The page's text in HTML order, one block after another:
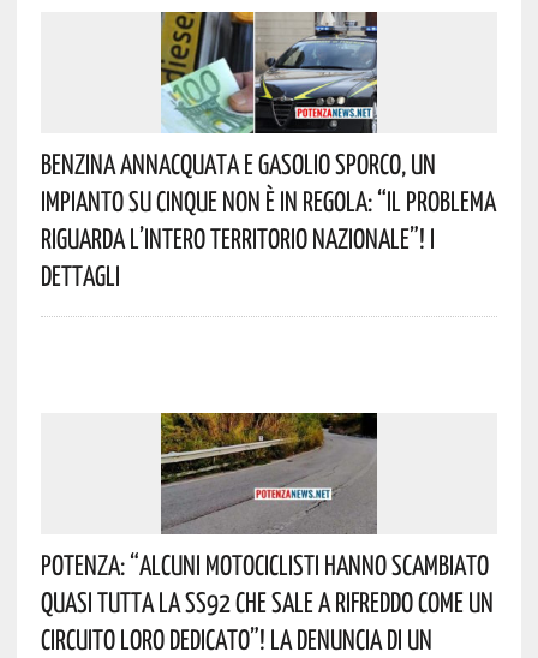
Benzina Annacquata E Gasolio Sporco, Un
Impianto Su Cinque Non È In Regola: “il Problema
Riguarda L’intero Territorio Nazionale”! I
Dettagli
Potenza: “alcuni Motociclisti Hanno Scambiato
Quasi Tutta La SS92 Che Sale A Rifreddo Come Un
Circuito Loro Dedicato”! La Denuncia Di Un